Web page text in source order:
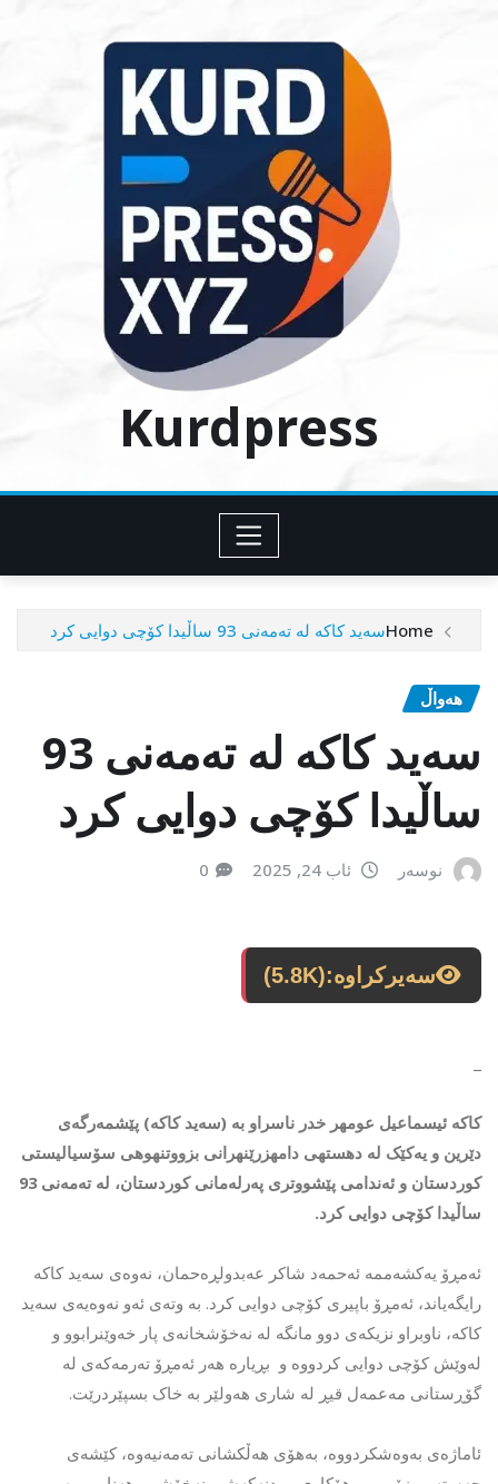
Kurdpress
Homeسەید کاکە لە تەمەنی 93 ساڵیدا کۆچی دوایی کرد
هەواڵ
سەید کاکە لە تەمەنی 93
ساڵیدا کۆچی دوایی کرد
نوسەر ئاب 24, 2025 0
سەیرکراوە:(5.8K)
کاکە ئیسماعیل عومهر خدر ناسراو بە (سەید کاکە) پێشمەرگەی
دێرین و یەکێک لە دهستهی دامهزرێنهرانی بزووتنهوهی سۆسیالیستی
كوردستان و ئەندامی پێشووتری پەرلەمانی کوردستان، لە تەمەنی 93
ساڵیدا کۆچی دوایی کرد.
ئەمڕۆ یەکشەممە ئەحمەد شاکر عەبدولڕەحمان، نەوەی سەید کاکە
رایگەیاند، ئەمڕۆ باپیری کۆچی دوایی کرد. بە وتەی ئەو نەوەیەی سەید
کاکە، ناوبراو نزیکەی دوو مانگە لە نەخۆشخانەی پار خەوێنرابوو و
لەوێش کۆچی دوایی کردووە و بڕیارە هەر ئەمڕۆ تەرمەکەی لە
گۆڕستانی مەعمەل قیڕ لە شاری هەولێر بە خاک بسپێردرێت.
ئاماژەی بەوەشکردووە، بەهۆی هەڵکشانی تەمەنیەوە، کێشەی